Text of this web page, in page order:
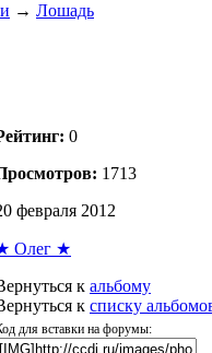
→ Лошадь
0
1713
февраля 2012
Олег ★
к альбому
к списку
для вставки на форумы: